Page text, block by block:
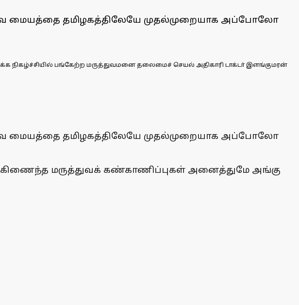
மையத்தை தமிழகத்திலேயே முதல்முறையாக அப்போலோ
பங்கேற்ற மருத்துவமனை தலைமைச் செயல் அதிகாரி டாக்டா் இளங்குமரன்
மையத்தை தமிழகத்திலேயே முதல்முறையாக அப்போலோ
மருத்துவக் கண்காணிப்புகள் அனைத்துமே அங்கு